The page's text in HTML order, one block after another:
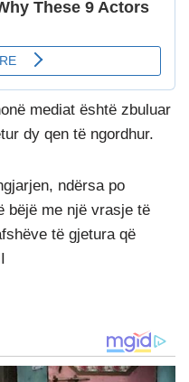
mediat është zbuluar
dy qen të ngordhur.
ndërsa po
bëjë me një vrasje të
të gjetura që